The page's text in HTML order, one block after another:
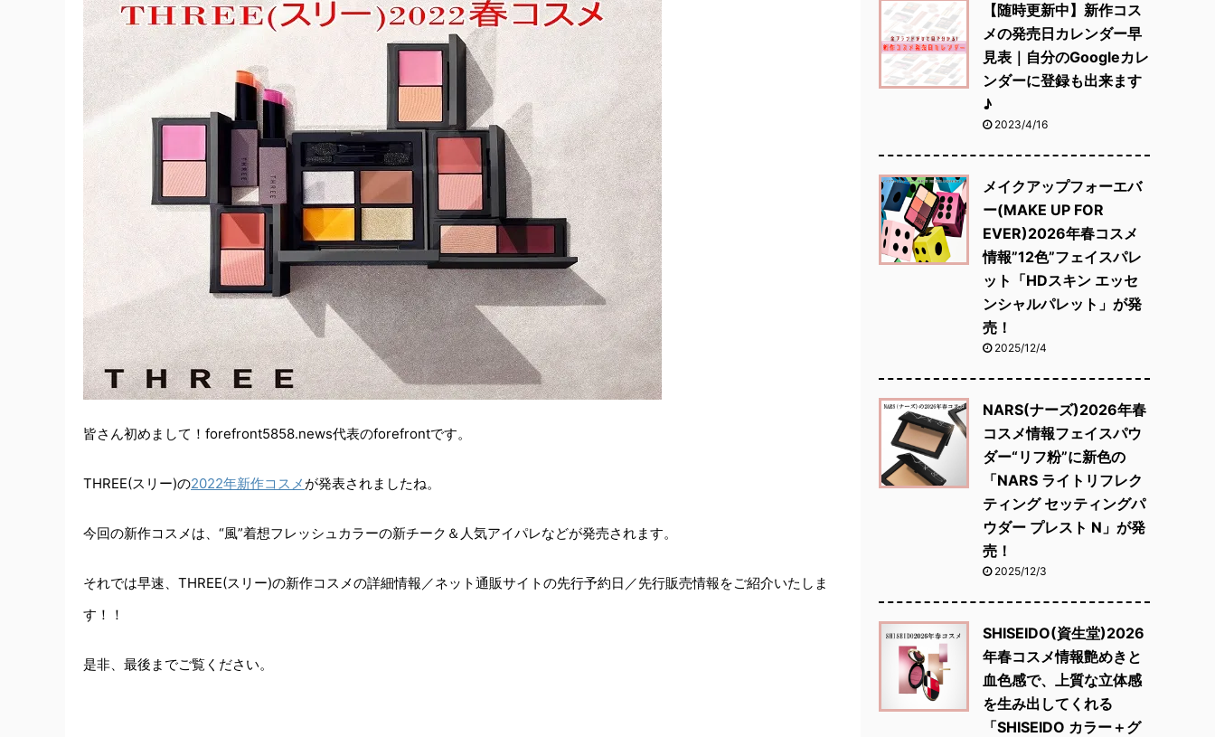
皆さん初めまして！forefront5858.news代表のforefrontです。
THREE(スリー)の2022年新作コスメ が発表されましたね。
今回の新作コスメは、“風”着想フレッシュカラーの新チーク＆人気アイパレなどが発売されます。
それでは早速、THREE(スリー)の新作コスメの詳細情報／ネット通販サイトの先行予約日／先行販売情報をご紹介いたしま
す！！
是非、最後までご覧ください。
【随時更新中】新作コス
メの発売日カレンダー早
見表｜自分のGoogleカレ
ンダーに登録も出来ます
♪
2023/4/16
メイクアップフォーエバ
ー(MAKE UP FOR
EVER)2026年春コスメ
情報”12色”フェイスパレ
ット「HDスキン エッセ
ンシャルパレット」が発
売！
2025/12/4
NARS(ナーズ)2026年春
コスメ情報フェイスパウ
ダー“リフ粉”に新色の
「NARS ライトリフレク
ティング セッティングパ
ウダー プレスト N」が発
売！
2025/12/3
SHISEIDO(資生堂)2026
年春コスメ情報艶めきと
血色感で、上質な立体感
を生み出してくれる
「SHISEIDO カラー＋グ